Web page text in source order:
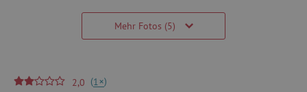
Mehr Fotos (5)
2,0 (1+)